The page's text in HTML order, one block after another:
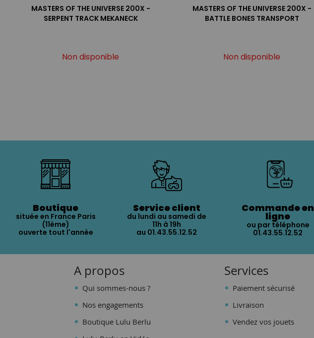
MASTERS OF THE UNIVERSE 200X -
SERPENT TRACK MEKANECK
Non disponible
MASTERS OF THE UNIVERSE 200X -
BATTLE BONES TRANSPORT
Non disponible
Boutique
située en France Paris
(11ème)
ouverte tout l'année
Service client
du lundi au samedi de
11h à 19h
au 01.43.55.12.52
Commande en
ligne
ou par téléphone
01.43.55.12.52
A propos
Qui sommes-nous ?
Nos engagements
Boutique Lulu Berlu
Services
Paiement sécurisé
Livraison
Vendez vos jouets